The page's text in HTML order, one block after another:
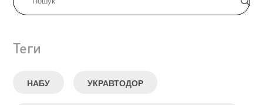
Теги
НАБУ УКРАВТОДОР